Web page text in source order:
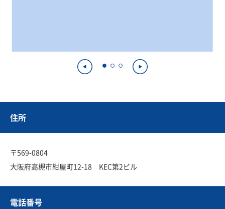
住所
〒569-0804
大阪府高槻市紺屋町12-18 KEC第2ビル
電話番号